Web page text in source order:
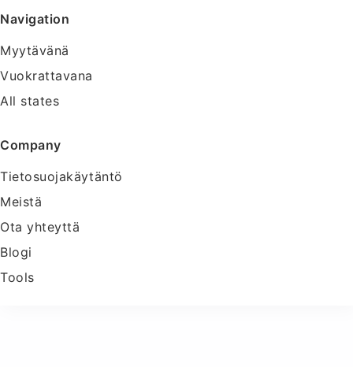
Navigation
Myytävänä
Vuokrattavana
All states
Company
Tietosuojakäytäntö
Meistä
Ota yhteyttä
Blogi
Tools